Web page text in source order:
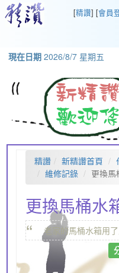
[精讚] [會員
現在日期 2026/8/7 星期五
精讚 新精讚首頁
維修記錄
更換馬
更換馬桶水
“ 老家的馬桶水箱用